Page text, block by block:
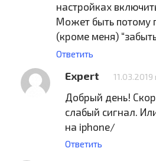
настройках
Может быть потому
(кроме меня)
Ответить
Expert 11.03.2019
Добрый день!
слабый сигнал.
на iphone/
Ответить